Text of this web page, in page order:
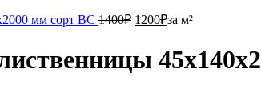
мм сорт ВС 1400₽ 1400₽.
1200₽1200₽.
за м²